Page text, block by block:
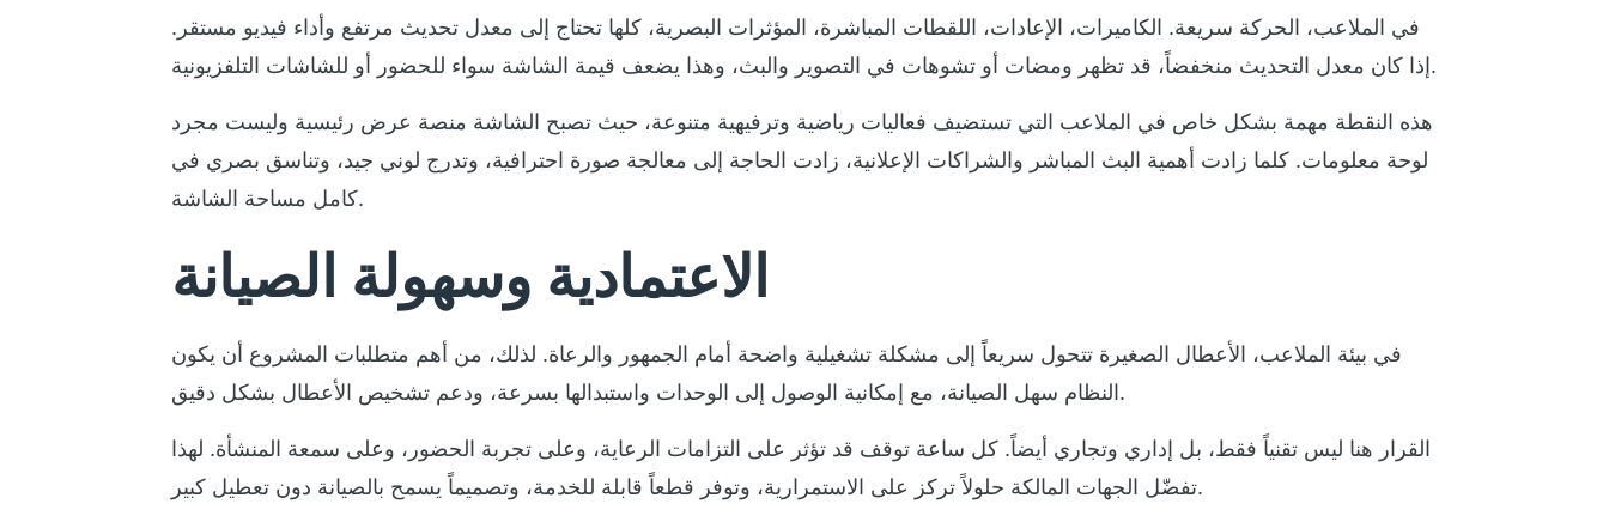
في الملاعب، الحركة سريعة. الكاميرات، الإعادات، اللقطات المباشرة، المؤثرات البصرية، كلها تحتاج إلى معدل تحديث مرتفع وأداء فيديو مستقر.
إذا كان معدل التحديث منخفضاً، قد تظهر ومضات أو تشوهات في التصوير والبث، وهذا يضعف قيمة الشاشة سواء للحضور أو للشاشات التلفزيونية.
هذه النقطة مهمة بشكل خاص في الملاعب التي تستضيف فعاليات رياضية وترفيهية متنوعة، حيث تصبح الشاشة منصة عرض رئيسية وليست مجرد
لوحة معلومات. كلما زادت أهمية البث المباشر والشراكات الإعلانية، زادت الحاجة إلى معالجة صورة احترافية، وتدرج لوني جيد، وتناسق بصري في
كامل مساحة الشاشة.
الاعتمادية وسهولة الصيانة
في بيئة الملاعب، الأعطال الصغيرة تتحول سريعاً إلى مشكلة تشغيلية واضحة أمام الجمهور والرعاة. لذلك، من أهم متطلبات المشروع أن يكون
النظام سهل الصيانة، مع إمكانية الوصول إلى الوحدات واستبدالها بسرعة، ودعم تشخيص الأعطال بشكل دقيق.
القرار هنا ليس تقنياً فقط، بل إداري وتجاري أيضاً. كل ساعة توقف قد تؤثر على التزامات الرعاية، وعلى تجربة الحضور، وعلى سمعة المنشأة. لهذا
تفضّل الجهات المالكة حلولاً تركز على الاستمرارية، وتوفر قطعاً قابلة للخدمة، وتصميماً يسمح بالصيانة دون تعطيل كبير.